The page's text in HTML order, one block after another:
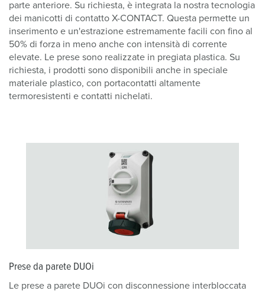
parte anteriore. Su richiesta, è integrata la nostra tecnologia
dei manicotti di contatto X-CONTACT. Questa permette un
inserimento e un'estrazione estremamente facili con fino al
50% di forza in meno anche con intensità di corrente
elevate. Le prese sono realizzate in pregiata plastica. Su
richiesta, i prodotti sono disponibili anche in speciale
materiale plastico, con portacontatti altamente
termoresistenti e contatti nichelati.
Prese da parete DUOi
Le prese a parete DUOi con disconnessione interbloccata